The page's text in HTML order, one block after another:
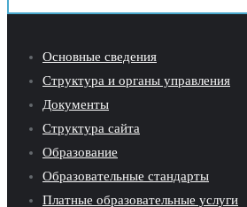
Основные сведения
Структура и органы управления
Документы
Структура сайта
Образование
Образовательные стандарты
Платные образовательные услуги